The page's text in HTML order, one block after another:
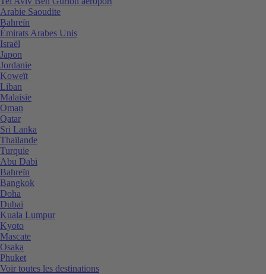
Arabie Saoudite
Bahreïn
Émirats Arabes Unis
Israël
Japon
Jordanie
Koweït
Liban
Malaisie
Oman
Qatar
Sri Lanka
Thaïlande
Turquie
Abu Dabi
Bahreïn
Bangkok
Doha
Dubaï
Kuala Lumpur
Kyoto
Mascate
Osaka
Phuket
Voir toutes les destinations